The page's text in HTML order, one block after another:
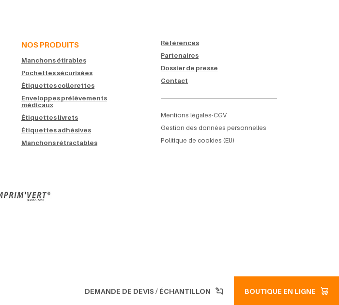
NOS PRODUITS
Manchons étirables
Pochettes sécurisées
Étiquettes collerettes
Enveloppes prélèvements
médicaux
Étiquettes livrets
Étiquettes adhésives
Manchons rétractables
Références
Partenaires
Dossier de presse
Contact
Mentions légales-CGV
Gestion des données personnelles
Politique de cookies (EU)
DEMANDE DE DEVIS / ÉCHANTILLON BOUTIQUE EN LIGNE